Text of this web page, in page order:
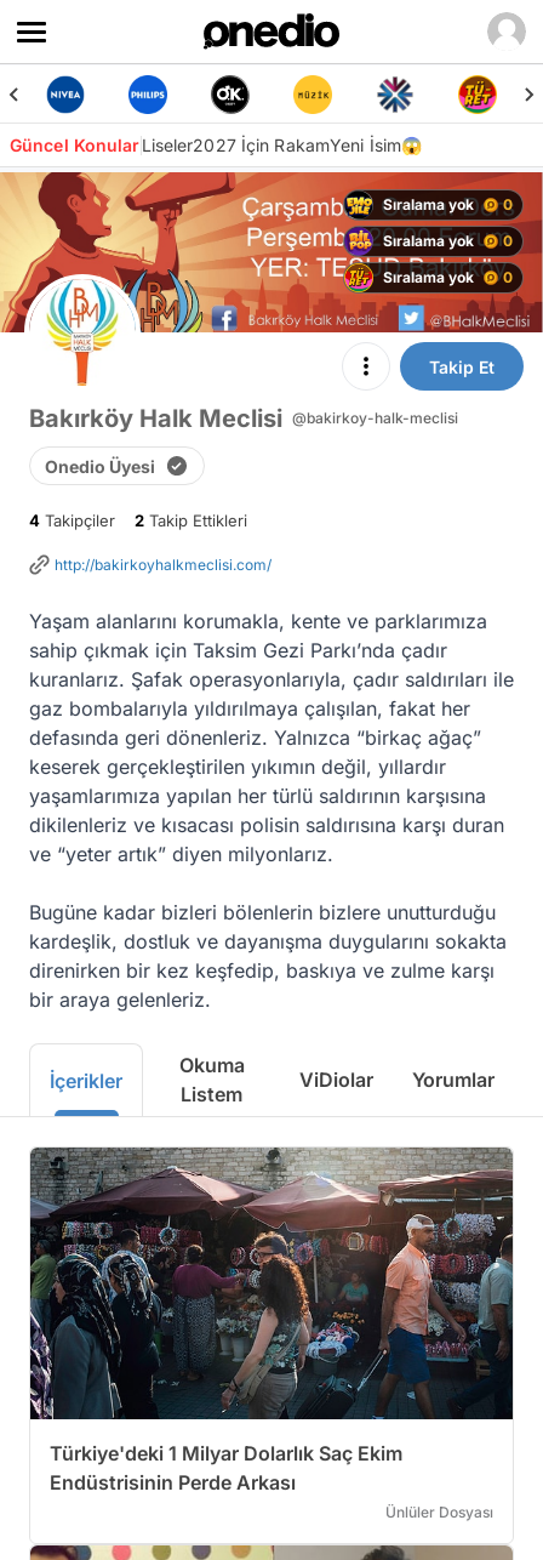
Güncel KonularLiseler2027 İçin RakamYeni İsim😱
Sıralama yok
0
Sıralama yok
0
Sıralama yok
0
Takip Et
Bakırköy Halk Meclisi @bakirkoy-halk-meclisi
Onedio Üyesi
4 Takipçiler 2 Takip Ettikleri
http://bakirkoyhalkmeclisi.com/
Yaşam alanlarını korumakla, kente ve parklarımıza
sahip çıkmak için Taksim Gezi Parkı’nda çadır
kuranlarız. Şafak operasyonlarıyla, çadır saldırıları ile
gaz bombalarıyla yıldırılmaya çalışılan, fakat her
defasında geri dönenleriz. Yalnızca “birkaç ağaç”
keserek gerçekleştirilen yıkımın değil, yıllardır
yaşamlarımıza yapılan her türlü saldırının karşısına
dikilenleriz ve kısacası polisin saldırısına karşı duran
ve “yeter artık” diyen milyonlarız.
Bugüne kadar bizleri bölenlerin bizlere unutturduğu
kardeşlik, dostluk ve dayanışma duygularını sokakta
direnirken bir kez keşfedip, baskıya ve zulme karşı
bir araya gelenleriz.
İçerikler
Okuma
Listem
ViDiolar Yorumlar
Türkiye'deki 1 Milyar Dolarlık Saç Ekim
Endüstrisinin Perde Arkası
Ünlüler Dosyası